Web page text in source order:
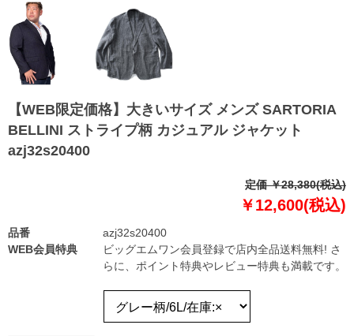
【WEB限定価格】大きいサイズ メンズ SARTORIA
BELLINI ストライプ柄 カジュアル ジャケット
azj32s20400
定価 ￥28,380(税込)
￥12,600(税込)
品番
azj32s20400
WEB会員特典
ビッグエムワン会員登録で店内全品送料無料! さ
らに、ポイント特典やレビュー特典も満載です。